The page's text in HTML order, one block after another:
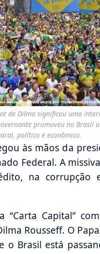
de Dilma significou uma
promoveu no Brasil
político e econômico.
às mãos da
Federal. A
na corrupção
Capital”
Rousseff. O
o Brasil está